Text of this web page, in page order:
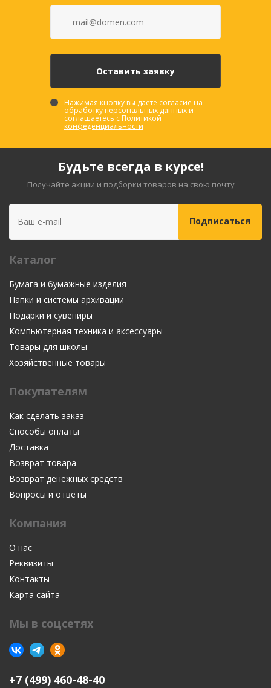
Нажимая кнопку вы даете согласие на
обработку персональных данных и
соглашаетесь с Политикой
конфеденциальности
Будьте всегда в курсе!
Получайте акции и подборки товаров на свою почту
Каталог
Бумага и бумажные изделия
Папки и системы архивации
Подарки и сувениры
Компьютерная техника и аксессуары
Товары для школы
Хозяйственные товары
Покупателям
Как сделать заказ
Способы оплаты
Доставка
Возврат товара
Возврат денежных средств
Вопросы и ответы
Компания
О нас
Реквизиты
Контакты
Карта сайта
Мы в соцсетях
+7 (499) 460-48-40